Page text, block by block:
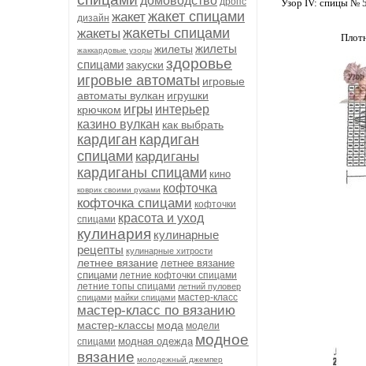
дизайн жакетжакет спицами
жакеты жакеты спицами
жаккардовые узоры жилеты жилеты
спицамизакуски здоровье
игровые автоматы игровые
автоматы вулкан игрушки
крючком игры интерьер
казино вулкан как выбрать
кардиган кардиган
спицами кардиганы
кардиганы спицами кино
коврик своими руками кофточка
кофточка спицами кофточки
спицами красота и уход
кулинария кулинарные
рецепты кулинарные хитрости
летнее вязание летнее вязание
спицами летние кофточки спицами
летние топы спицами летний пуловер
спицами майки спицами мастер-класс
мастер-класс по вязанию
мастер-классы мода модели
спицами модная одежда модное
вязание молодежный джемпер
Узор IV: спицы №